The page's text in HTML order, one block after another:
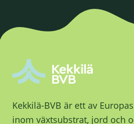
Kekkilä-BVB är ett av
inom växtsubstrat, jord och